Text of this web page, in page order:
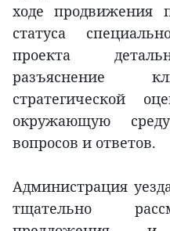
ходе продвижения
статуса
проекта
разъяснение
стратегической
окружающую
вопросов и ответов.
Администрация
тщательно